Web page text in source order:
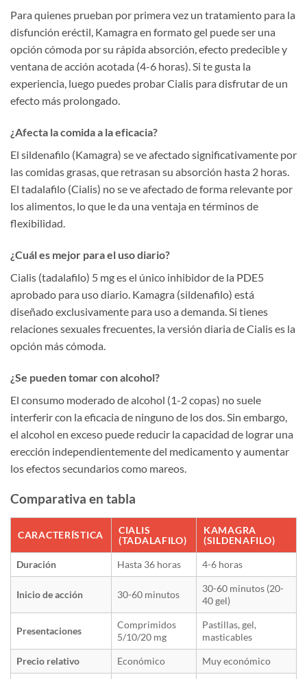
Para quienes prueban por primera vez un tratamiento para la
disfunción eréctil, Kamagra en formato gel puede ser una
opción cómoda por su rápida absorción, efecto predecible y
ventana de acción acotada (4-6 horas). Si te gusta la
experiencia, luego puedes probar Cialis para disfrutar de un
efecto más prolongado.
¿Afecta la comida a la eficacia?
El sildenafilo (Kamagra) se ve afectado significativamente por
las comidas grasas, que retrasan su absorción hasta 2 horas.
El tadalafilo (Cialis) no se ve afectado de forma relevante por
los alimentos, lo que le da una ventaja en términos de
flexibilidad.
¿Cuál es mejor para el uso diario?
Cialis (tadalafilo) 5 mg es el único inhibidor de la PDE5
aprobado para uso diario. Kamagra (sildenafilo) está
diseñado exclusivamente para uso a demanda. Si tienes
relaciones sexuales frecuentes, la versión diaria de Cialis es la
opción más cómoda.
¿Se pueden tomar con alcohol?
El consumo moderado de alcohol (1-2 copas) no suele
interferir con la eficacia de ninguno de los dos. Sin embargo,
el alcohol en exceso puede reducir la capacidad de lograr una
erección independientemente del medicamento y aumentar
los efectos secundarios como mareos.
Comparativa en tabla
CARACTERÍSTICA
CIALIS
(TADALAFILO)
KAMAGRA
(SILDENAFILO)
Duración Hasta 36 horas 4-6 horas
Inicio de acción 30-60 minutos
30-60 minutos (20-
40 gel)
Presentaciones
Comprimidos
5/10/20 mg
Pastillas, gel,
masticables
Precio relativo Económico Muy económico